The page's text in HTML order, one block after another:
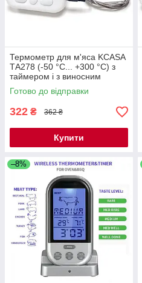
Термометр для м'яса KCASA
ТА278 (-50 °C... +300 °C) з
таймером і з виносним
щупом
Готово до відправки
322 ₴ 362 ₴
Купити
–8%